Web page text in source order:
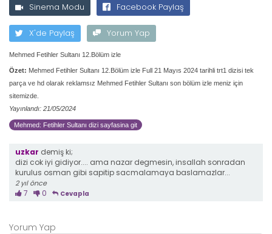
Sinema Modu Facebook Paylaş
X'de Paylaş Yorum Yap
Mehmed Fetihler Sultanı 12.Bölüm izle
Özet: Mehmed Fetihler Sultanı 12.Bölüm izle Full 21 Mayıs 2024 tarihli trt1 dizisi tek
parça ve hd olarak reklamsız Mehmed Fetihler Sultanı son bölüm izle meniz için
sitemizde.
Yayınlandı: 21/05/2024
Mehmed: Fetihler Sultanı dizi sayfasina git
uzkar demiş ki;
dizi cok iyi gidiyor.... ama nazar degmesin, insallah sonradan
kurulus osman gibi sapitip sacmalamaya baslamazlar...
2 yıl önce
7 0 Cevapla
Yorum Yap